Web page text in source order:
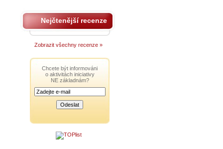
Nejčtenější recenze
Zobrazit všechny recenze »
Chcete být informováni
o aktivitách iniciativy
NE základnám?